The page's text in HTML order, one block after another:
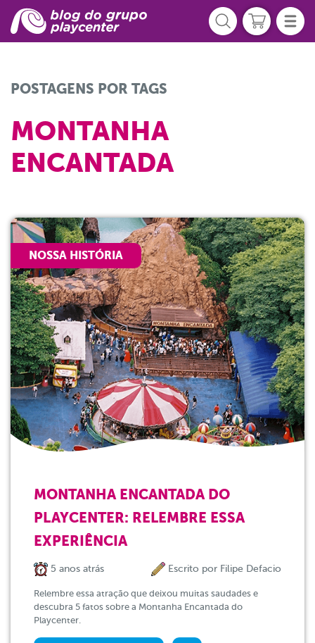
POSTAGENS POR TAGS
MONTANHA
ENCANTADA
NOSSA HISTÓRIA
MONTANHA ENCANTADA DO
PLAYCENTER: RELEMBRE ESSA
EXPERIÊNCIA
5 anos atrás Escrito por Filipe Defacio
Relembre essa atração que deixou muitas saudades e
descubra 5 fatos sobre a Montanha Encantada do
Playcenter.